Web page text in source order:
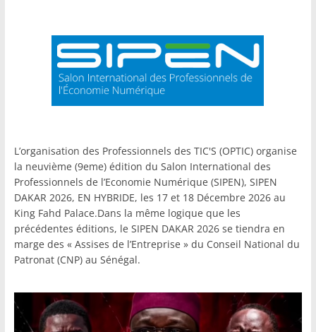
L’organisation des Professionnels des TIC'S (OPTIC) organise
la neuvième (9eme) édition du Salon International des
Professionnels de l’Economie Numérique (SIPEN), SIPEN
DAKAR 2026, EN HYBRIDE, les 17 et 18 Décembre 2026 au
King Fahd Palace.Dans la même logique que les
précédentes éditions, le SIPEN DAKAR 2026 se tiendra en
marge des « Assises de l’Entreprise » du Conseil National du
Patronat (CNP) au Sénégal.